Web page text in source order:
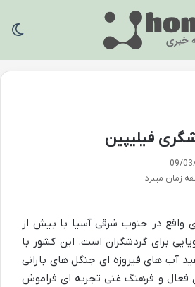
فیلیپین
واقع در جنوب شرقی آسیا با بیش از
رویایی برای گردشگران است. این کشور با
آب های فیروزه ای جنگل های بارانی
فعال و فرهنگ غنی تجربه ای فراموش